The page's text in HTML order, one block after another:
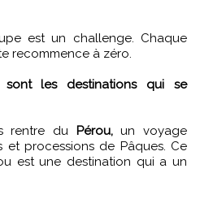
est un challenge. Chaque
recommence à zéro.
sont les destinations qui se
rentre du Pérou,un voyage
et processions de Pâques. Ce
est une destination qui a un